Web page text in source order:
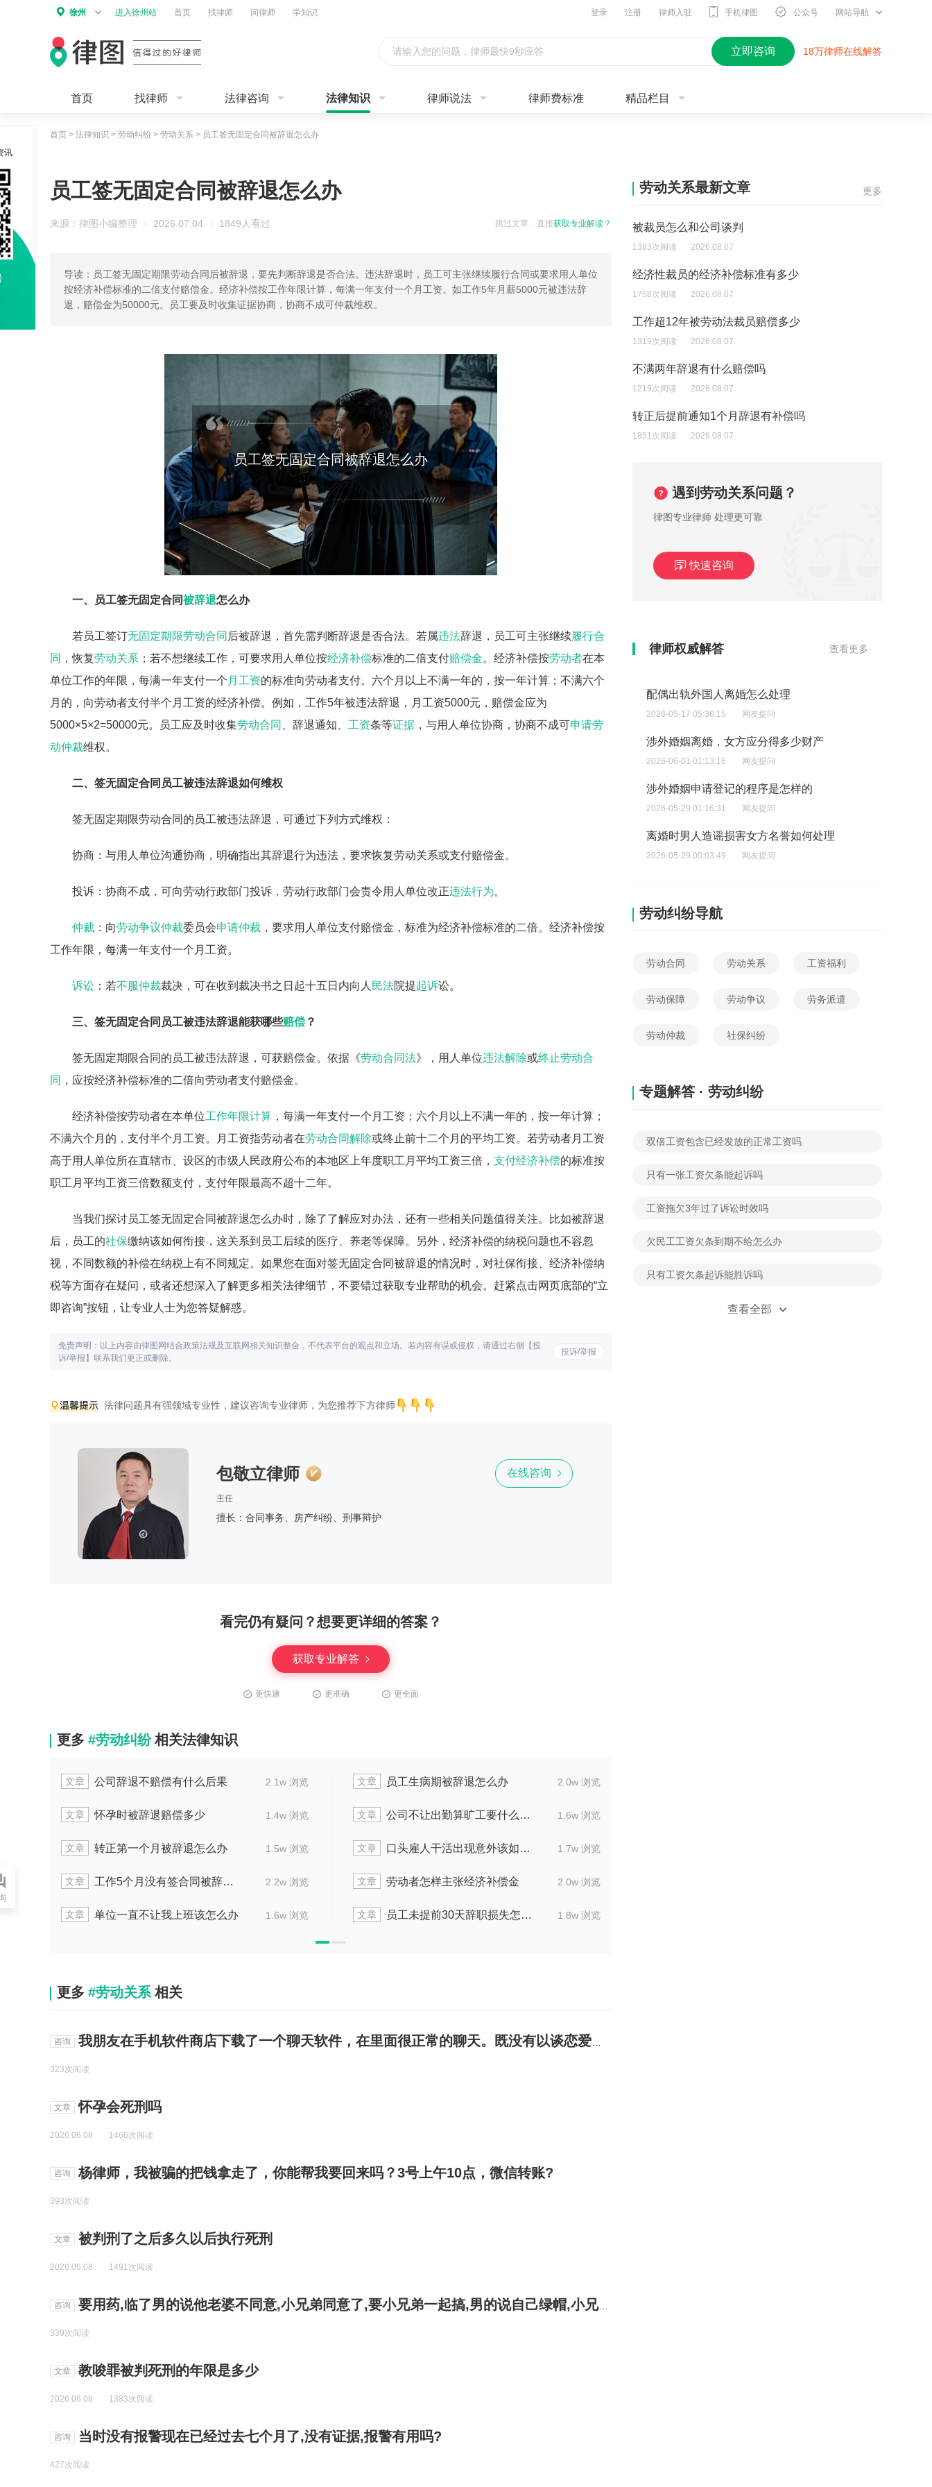
徐州 进入徐州站 首页 找律师 问律师 学知识 登录 注册 律师入驻 手机律图 公众号 网站导航
请输入您的问题，律师最快9秒应答 立即咨询 18万律师在线解答
首页 找律师 法律咨询 法律知识 律师说法 律师费标准 精品栏目
首页 > 法律知识 > 劳动纠纷 > 劳动关系 > 员工签无固定合同被辞退怎么办
员工签无固定合同被辞退怎么办
跳过文章，直接获取专业解读？
来源：律图小编整理 · 2026.07.04 · 1849人看过
导读：员工签无固定期限劳动合同后被辞退，要先判断辞退是否合法。违法辞退时，员工可主张继续履行合同或要求用人单位
按经济补偿标准的二倍支付赔偿金。经济补偿按工作年限计算，每满一年支付一个月工资。如工作5年月薪5000元被违法辞
退，赔偿金为50000元。员工要及时收集证据协商，协商不成可仲裁维权。
员工签无固定合同被辞退怎么办
一、员工签无固定合同被辞退怎么办
若员工签订无固定期限劳动合同 后被辞退，首先需判断辞退是否合法。若属违法辞退，员工可主张继续履行合
同 ，恢复劳动关系 ；若不想继续工作，可要求用人单位按经济补偿标准的二倍支付赔偿金。经济补偿按劳动者在本
单位工作的年限，每满一年支付一个 月工资的标准向劳动者支付。六个月以上不满一年的，按一年计算；不满六个
月的，向劳动者支付半个月工资的经济补偿。例如，工作5年被违法辞退，月工资5000元，赔偿金应为
5000×5×2=50000元。员工应及时收集劳动合同 、辞退通知、 工资条等证据 ，与用人单位协商，协商不成可申请劳
动仲裁维权。
二、签无固定合同员工被违法辞退如何维权
签无固定期限劳动合同的员工被违法辞退，可通过下列方式维权：
协商：与用人单位沟通协商，明确指出其辞退行为违法，要求恢复劳动关系或支付赔偿金。
投诉：协商不成，可向劳动行政部门投诉，劳动行政部门会责令用人单位改正违法行为。
仲裁 ：向劳动争议仲裁委员会申请仲裁 ，要求用人单位支付赔偿金，标准为经济补偿标准的二倍。经济补偿按
工作年限，每满一年支付一个月工资。
诉讼 ：若不服仲裁裁决，可在收到裁决书之日起十五日内向人 民法院提起诉讼。
三、签无固定合同员工被违法辞退能获哪些赔偿 ？
签无固定期限合同的员工被违法辞退，可获赔偿金。依据《劳动合同法》，用人单位违法解除或终止劳动合
同 ，应按经济补偿标准的二倍向劳动者支付赔偿金。
经济补偿按劳动者在本单位工作年限计算 ，每满一年支付一个月工资；六个月以上不满一年的，按一年计算；
不满六个月的，支付半个月工资。月工资指劳动者在劳动合同解除或终止前十二个月的平均工资。若劳动者月工资
高于用人单位所在直辖市、设区的市级人民政府公布的本地区上年度职工月平均工资三倍， 支付经济补偿的标准按
职工月平均工资三倍数额支付，支付年限最高不超十二年。
当我们探讨员工签无固定合同被辞退怎么办时，除了了解应对办法，还有一些相关问题值得关注。比如被辞退
后，员工的社保缴纳该如何衔接，这关系到员工后续的医疗、养老等保障。另外，经济补偿的纳税问题也不容忽
视，不同数额的补偿在纳税上有不同规定。如果您在面对签无固定合同被辞退的情况时，对社保衔接、经济补偿纳
税等方面存在疑问，或者还想深入了解更多相关法律细节，不要错过获取专业帮助的机会。赶紧点击网页底部的“立
即咨询”按钮，让专业人士为您答疑解惑。
投诉/举报
免责声明：以上内容由律图网结合政策法规及互联网相关知识整合，不代表平台的观点和立场。若内容有误或侵权，请通过右侧【投
诉/举报】联系我们更正或删除。
法律问题具有强领域专业性，建议咨询专业律师，为您推荐下方律师
包敬立律师
主任
擅长：合同事务、房产纠纷、刑事辩护
在线咨询
看完仍有疑问？想要更详细的答案？
获取专业解答
更快速 更准确 更全面
更多 #劳动纠纷 相关法律知识
2.0w 浏览
1.6w 浏览
工要什么证据
1.7w 浏览
意外该如何赔偿
2.0w 浏览
经济补偿金
1.8w 浏览
辞职损失怎么算
1.4w 浏览
文章 辞退十年员工怎样处理 文章 口头辞职交接完公司不让走怎么办
1.6w 浏览
文章 工厂干半年被辞退怎么赔偿 文章 公司强制性裁员怎样赔偿
1.7w 浏览
文章 单位开除员工解除合同怎样处理 文章 公司突然解聘员工赔偿标准多少
1.6w 浏览
文章 公司辞退员工赔偿顺序是什么 文章 公司辞退刚转正员工怎样赔偿
1.5w 浏览
文章 工作做得不好被辞退怎么办 文章 劳动法工作半年被辞退有赔偿吗
更多 #劳动关系 相关
咨询 我朋友在手机软件商店下载了一个聊天软件，在里面很正常的聊天。既没有以谈恋爱或见面等为由让对方打赏，但现在大庆警方说这个是诈骗软件，所以我朋友就是诈骗。?
323次阅读
文章 怀孕会死刑吗
2026.06.08 1466次阅读
咨询 杨律师，我被骗的把钱拿走了，你能帮我要回来吗？3号上午10点，微信转账?
393次阅读
文章 被判刑了之后多久以后执行死刑
2026.06.08 1491次阅读
咨询 要用药,临了男的说他老婆不同意,小兄弟同意了,要小兄弟一起搞,男的说自己绿帽,小兄弟网上认识一男的?
339次阅读
文章 教唆罪被判死刑的年限是多少
2026.06.08 1383次阅读
咨询 当时没有报警现在已经过去七个月了,没有证据,报警有用吗?
427次阅读
更多
劳动关系最新文章
被裁员怎么和公司谈判
1383次阅读 2026.08.07
经济性裁员的经济补偿标准有多少
1758次阅读 2026.08.07
工作超12年被劳动法裁员赔偿多少
1319次阅读 2026.08.07
不满两年辞退有什么赔偿吗
1219次阅读 2026.08.07
转正后提前通知1个月辞退有补偿吗
1851次阅读 2026.08.07
遇到劳动关系问题？
律图专业律师 处理更可靠
快速咨询
律师权威解答 查看更多
配偶出轨外国人离婚怎么处理
涉外婚姻离婚，女方应分得多少财产
2026-06-01 01:13:16 网友提问
涉外婚姻申请登记的程序是怎样的
2026-05-29 01:16:31 网友提问
离婚时男人造谣损害女方名誉如何处理
2026-05-29 00:03:49 网友提问
2026-05-25 07:55:44 网友提问
处理外国女子出轨导致的离婚怎么办
劳动纠纷导航
劳动合同 劳动关系 工资福利
劳动保障 劳动争议 劳务派遣
劳动仲裁 社保纠纷
专题解答 · 劳动纠纷
双倍工资包含已经发放的正常工资吗
只有一张工资欠条能起诉吗
工资拖欠3年过了诉讼时效吗
欠民工工资欠条到期不给怎么办
只有工资欠条起诉能胜诉吗
双倍工资属于劳动报酬范畴吗
查看全部
讯